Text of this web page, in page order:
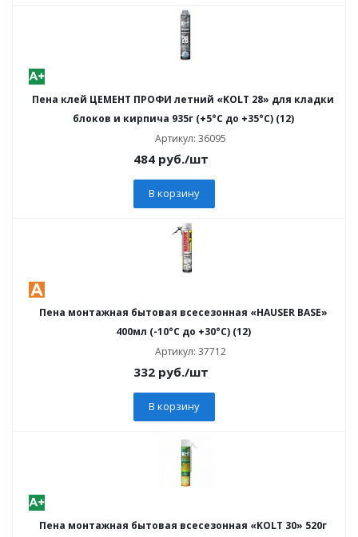
Пена клей ЦЕМЕНТ ПРОФИ летний «KOLT 28» для кладки
блоков и кирпича 935г (+5°С до +35°С) (12)
Артикул: 36095
484 руб./шт
В корзину
Пена монтажная бытовая всесезонная «HAUSER BASE»
400мл (-10°C до +30°C) (12)
Артикул: 37712
332 руб./шт
В корзину
Пена монтажная бытовая всесезонная «KOLT 30» 520г